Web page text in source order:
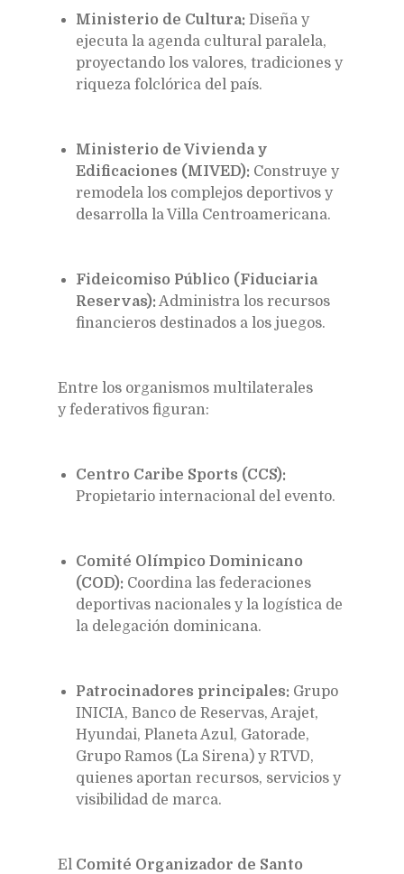
Ministerio de Cultura: Diseña y
ejecuta la agenda cultural paralela,
proyectando los valores, tradiciones y
riqueza folclórica del país.
Ministerio de Vivienda y
Edificaciones (MIVED): Construye y
remodela los complejos deportivos y
desarrolla la Villa Centroamericana.
Fideicomiso Público (Fiduciaria
Reservas): Administra los recursos
financieros destinados a los juegos.
Entre los organismos multilaterales
y federativos figuran:
Centro Caribe Sports (CCS):
Propietario internacional del evento.
Comité Olímpico Dominicano
(COD): Coordina las federaciones
deportivas nacionales y la logística de
la delegación dominicana.
Patrocinadores principales: Grupo
INICIA, Banco de Reservas, Arajet,
Hyundai, Planeta Azul, Gatorade,
Grupo Ramos (La Sirena) y RTVD,
quienes aportan recursos, servicios y
visibilidad de marca.
El Comité Organizador de Santo